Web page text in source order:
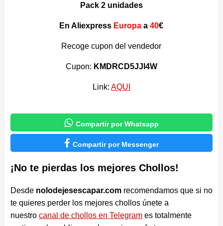
Pack 2 unidades
En Aliexpress Europa a40€
Recoge cupon del vendedor
Cupon: KMDRCD5JJI4W
Link: AQUI
 Compartir por Whatsapp
 Compartir por Messenger
¡No te pierdas los mejores Chollos!
Desde nolodejesescapar.comrecomendamos que si no
te quieres perder los mejores chollos únete a
nuestro canal de chollos en Telegrames totalmente